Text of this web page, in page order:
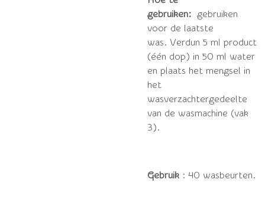
gebruiken: gebruiken
voor de laatste
was. Verdun 5 ml product
(één dop) in 50 ml water
en plaats het mengsel in
het
wasverzachtergedeelte
van de wasmachine (vak
3).
Gebruik : 40 wasbeurten.